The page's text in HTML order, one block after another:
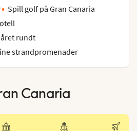
Spill golf på Gran Canaria
året rundt
strandpromenader
Canaria